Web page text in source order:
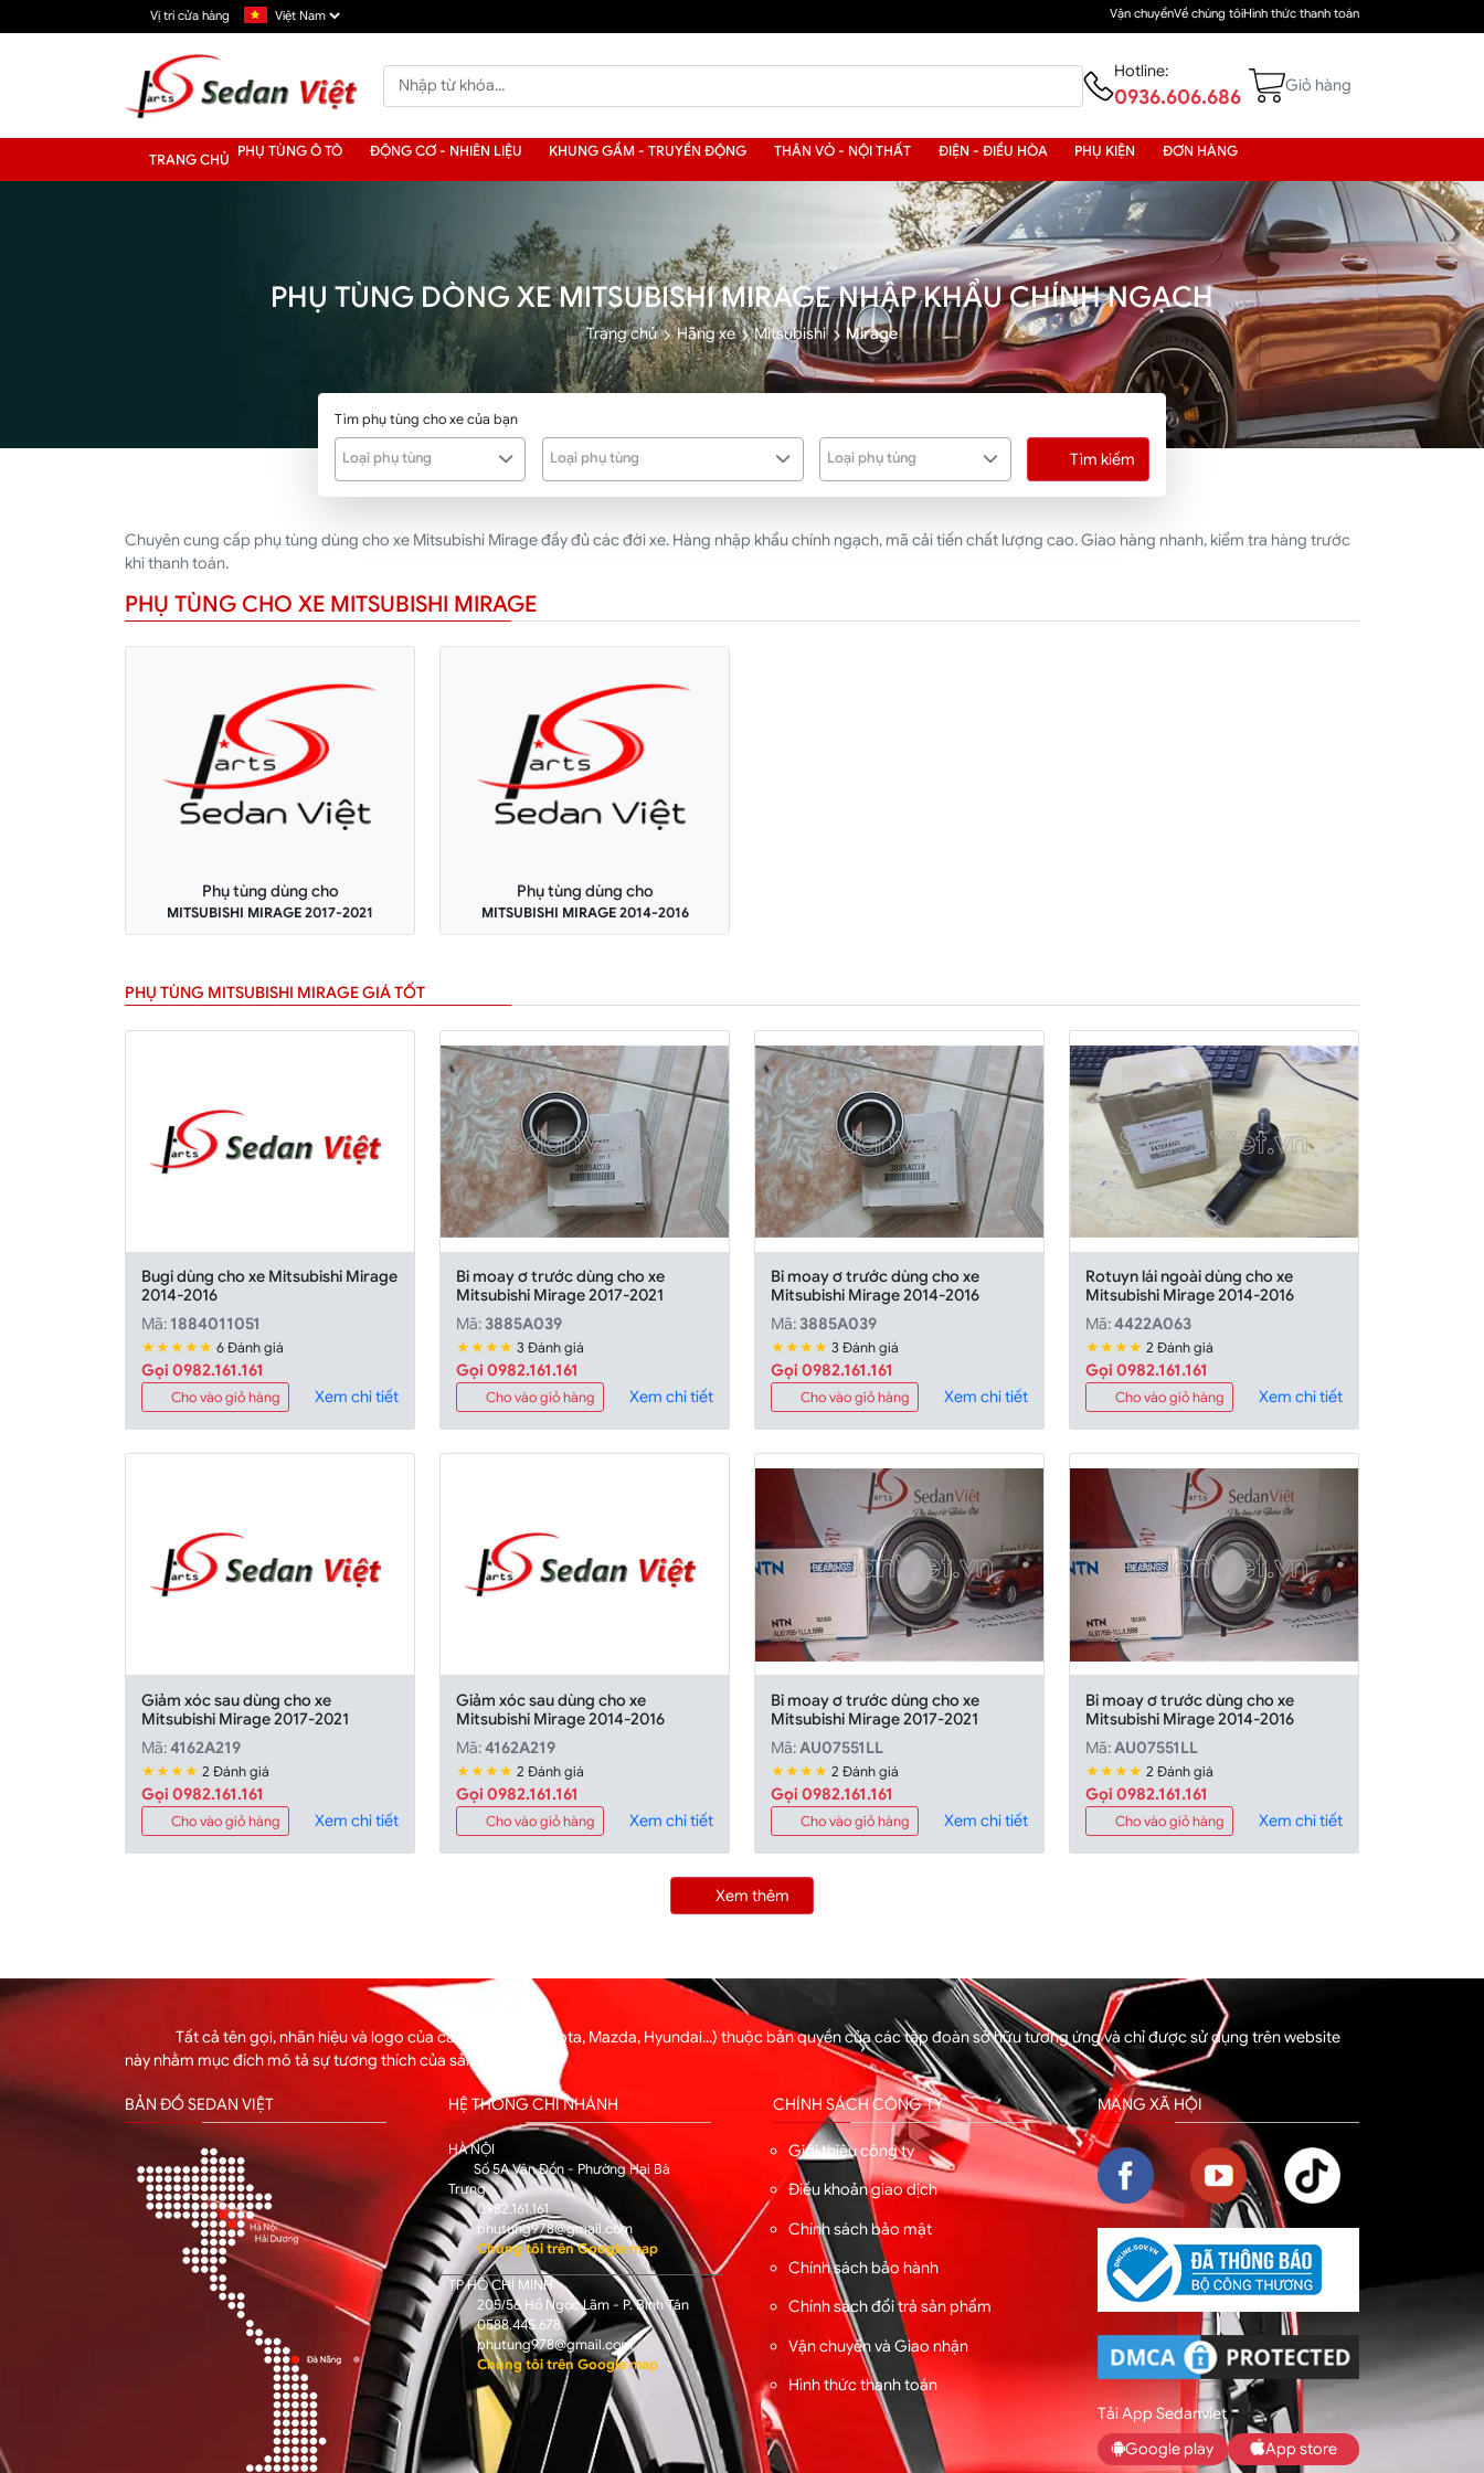
Vị trí cửa hàng Vận chuyểnVề chúng tôiHình thức thanh toán
Hotline:
0936.606.686 Giỏ hàng
TRANG CHỦ PHỤ TÙNG Ô TÔ ĐỘNG CƠ - NHIÊN LIỆU KHUNG GẦM - TRUYỀN ĐỘNG THÂN VỎ - NỘI THẤT ĐIỆN - ĐIỀU HÒA PHỤ KIỆN ĐƠN HÀNG
PHỤ TÙNG DÒNG XE MITSUBISHI MIRAGE NHẬP KHẨU CHÍNH NGẠCH
Trang chủ Hãng xe Mitsubishi Mirage
Tìm phụ tùng cho xe của bạn
Loại phụ tùng Loại phụ tùng Loại phụ tùng Tìm kiếm
Chuyên cung cấp phụ tùng dùng cho xe Mitsubishi Mirage đầy đủ các đời xe. Hàng nhập khẩu chính ngạch, mã cải tiến chất lượng cao. Giao hàng nhanh, kiểm tra hàng trước
khi thanh toán.
PHỤ TÙNG CHO XE MITSUBISHI MIRAGE
Phụ tùng dùng cho
MITSUBISHI MIRAGE 2017-2021
Phụ tùng dùng cho
MITSUBISHI MIRAGE 2014-2016
PHỤ TÙNG MITSUBISHI MIRAGE GIÁ TỐT
Bugi dùng cho xe Mitsubishi Mirage
2014-2016
Mã: 1884011051
★★★★★ 6 Đánh giá
Gọi 0982.161.161
Cho vào giỏ hàng Xem chi tiết
Bi moay ơ trước dùng cho xe
Mitsubishi Mirage 2017-2021
Mã: 3885A039
★★★★ 3 Đánh giá
Gọi 0982.161.161
Cho vào giỏ hàng Xem chi tiết
Bi moay ơ trước dùng cho xe
Mitsubishi Mirage 2014-2016
Mã: 3885A039
★★★★ 3 Đánh giá
Gọi 0982.161.161
Cho vào giỏ hàng Xem chi tiết
Rotuyn lái ngoài dùng cho xe
Mitsubishi Mirage 2014-2016
Mã:4422A063
★★★★ 2 Đánh giá
Gọi 0982.161.161
Cho vào giỏ hàng Xem chi tiết
Giảm xóc sau dùng cho xe
Mitsubishi Mirage 2017-2021
Mã:4162A219
★★★★ 2 Đánh giá
Gọi 0982.161.161
Cho vào giỏ hàng Xem chi tiết
Giảm xóc sau dùng cho xe
Mitsubishi Mirage 2014-2016
Mã:4162A219
★★★★ 2 Đánh giá
Gọi 0982.161.161
Cho vào giỏ hàng Xem chi tiết
Bi moay ơ trước dùng cho xe
Mitsubishi Mirage 2017-2021
Mã:AU07551LL
★★★★ 2 Đánh giá
Gọi 0982.161.161
Cho vào giỏ hàng Xem chi tiết
Bi moay ơ trước dùng cho xe
Mitsubishi Mirage 2014-2016
Mã:AU07551LL
★★★★ 2 Đánh giá
Gọi 0982.161.161
Cho vào giỏ hàng Xem chi tiết
Xem thêm
Tất cả tên gọi, nhãn hiệu và logo của các hãng xe (Toyota, Mazda, Hyundai...) thuộc bản quyền của các tập đoàn sở hữu tương ứng và chỉ được sử dụng trên website
này nhằm mục đích mô tả sự tương thích của sản phẩm.
BẢN ĐỒ SEDAN VIỆT HỆ THỐNG CHI NHÁNH
HÀ NỘI
Số 5A Vân Đồn - Phường Hai Bà
Trưng
0982.161.161
phutung978@gmail.com
Chúng tôi trên Google map
TP HỒ CHÍ MINH
205/56 Hồ Ngọc Lãm - P. Bình Tân
0588.445.678
phutung978@gmail.com
Chúng tôi trên Google map
CHÍNH SÁCH CÔNG TY
Giới thiệu công ty
Điều khoản giao dịch
Chính sách bảo mật
Chính sách bảo hành
Chính sách đổi trả sản phẩm
Vận chuyển và Giao nhận
Hình thức thanh toán
MẠNG XÃ HỘI
Tải App Sedanviet
Google play
App store